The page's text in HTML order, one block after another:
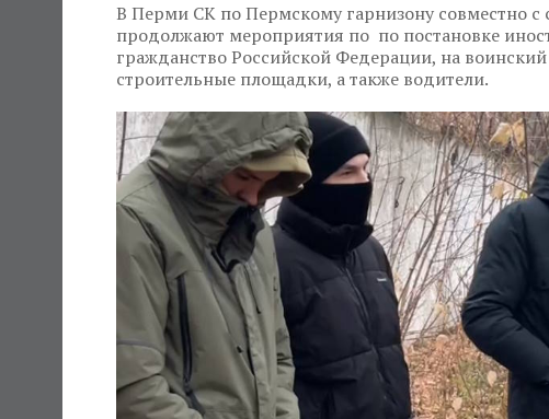
В Перми СК по Пермскому гарнизону совместно
продолжают мероприятия по по постановке
гражданство Российской Федерации, на
строительные площадки, а также водители.